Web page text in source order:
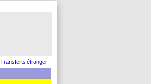
Transferts étranger